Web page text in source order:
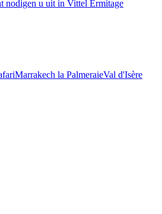
nodigen u uit in Vittel Ermitage
Marrakech la PalmeraieVal d'Isère